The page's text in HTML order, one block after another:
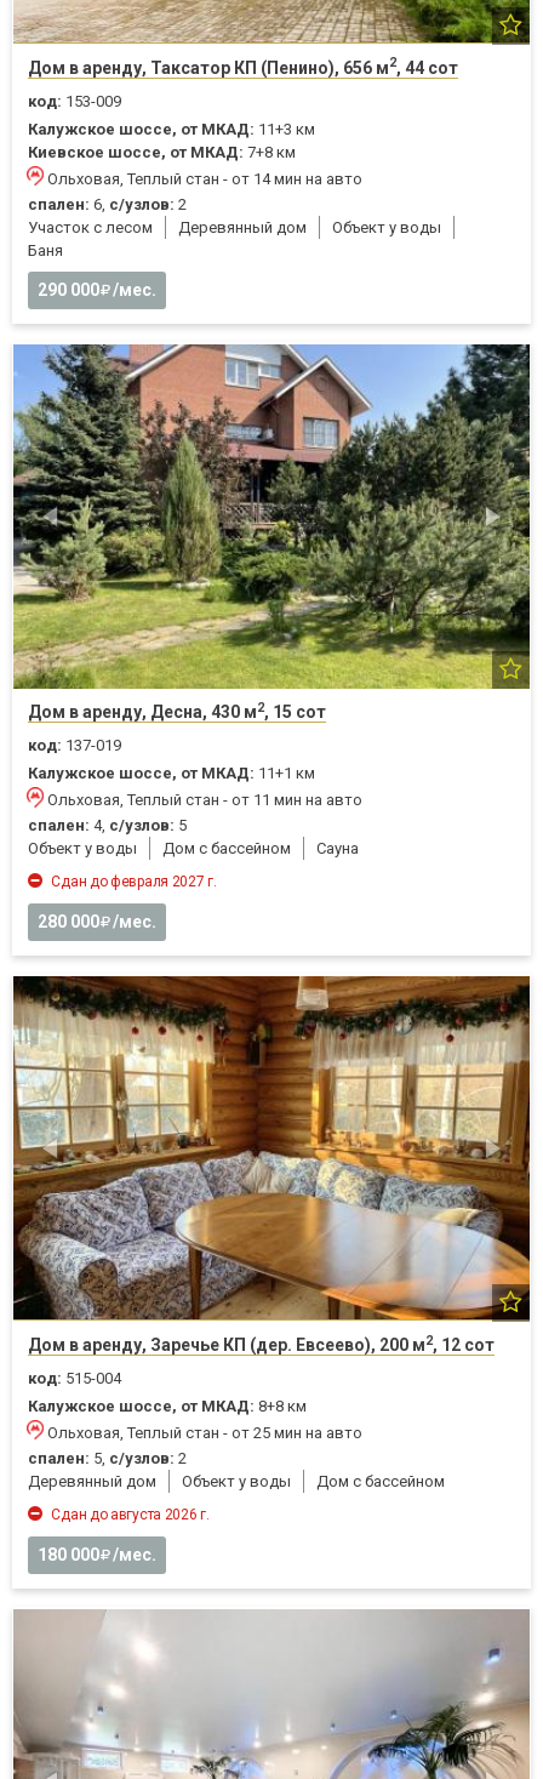
Дом в аренду, Таксатор КП (Пенино), 656 м2, 44 сот
код: 153-009
Калужское шоссе, от МКАД: 11+3 км
Киевское шоссе, от МКАД: 7+8 км
Ольховая, Теплый стан - от 14 мин на авто
спален: 6, с/узлов: 2
Участок с лесом
Деревянный дом
Объект у воды
Баня
290 000 /мес.
Дом в аренду, Десна, 430 м2, 15 сот
код: 137-019
Калужское шоссе, от МКАД: 11+1 км
Ольховая, Теплый стан - от 11 мин на авто
спален: 4, с/узлов: 5
Объект у воды
Дом с бассейном Cауна
Сдан до февраля 2027 г.
280 000 /мес.
Дом в аренду, Заречье КП (дер. Евсеево), 200 м2, 12 сот
код: 515-004
Калужское шоссе, от МКАД: 8+8 км
Ольховая, Теплый стан - от 25 мин на авто
спален: 5, с/узлов: 2
Деревянный дом
Объект у воды Дом с бассейном
Сдан до августа 2026 г.
180 000 /мес.